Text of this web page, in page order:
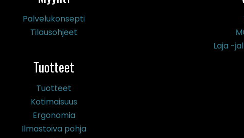
Palvelukonsepti
Tilausohjeet
Laja -
Tuotteet
Tuotteet
Kotimaisuus
Ergonomia
Ilmastoiva pohja